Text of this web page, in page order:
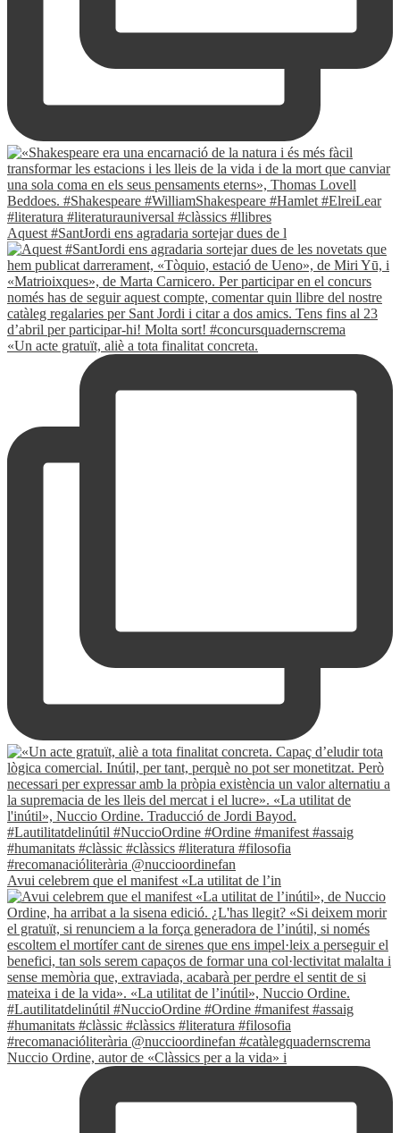
Aquest #SantJordi ens agradaria sortejar dues de l
«Un acte gratuït, aliè a tota finalitat concreta.
Avui celebrem que el manifest «La utilitat de l’in
Nuccio Ordine, autor de «Clàssics per a la vida» i